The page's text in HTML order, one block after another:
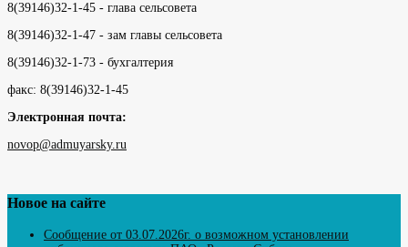
8(39146)32-1-45 - глава сельсовета
8(39146)32-1-47 - зам главы сельсовета
8(39146)32-1-73 - бухгалтерия
факс: 8(39146)32-1-45
Электронная почта:
novop@admuyarsky.ru
Новое на сайте
Сообщение от 03.07.2026г. о возможном установлении